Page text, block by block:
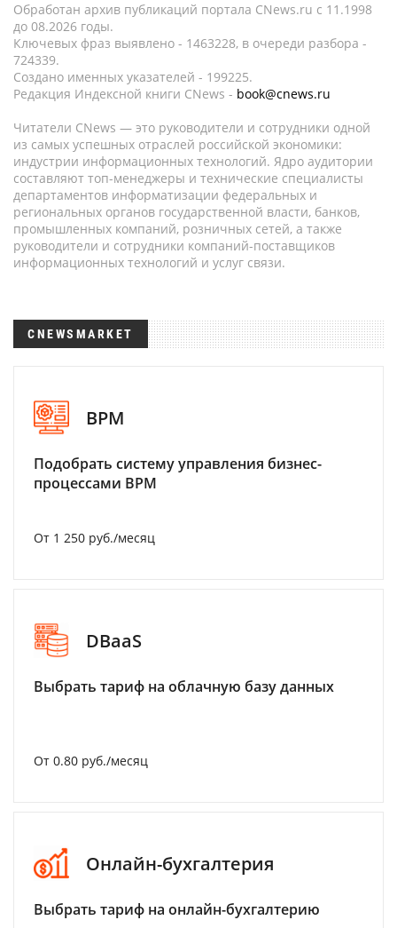
Обработан архив публикаций портала CNews.ru c 11.1998
до 08.2026 годы.
Ключевых фраз выявлено - 1463228, в очереди разбора -
724339.
Создано именных указателей - 199225.
Редакция Индексной книги CNews - book@cnews.ru
Читатели CNews — это руководители и сотрудники одной
из самых успешных отраслей российской экономики:
индустрии информационных технологий. Ядро аудитории
составляют топ-менеджеры и технические специалисты
департаментов информатизации федеральных и
региональных органов государственной власти, банков,
промышленных компаний, розничных сетей, а также
руководители и сотрудники компаний-поставщиков
информационных технологий и услуг связи.
CNEWSMARKET
BPM
Подобрать систему управления бизнес-
процессами BPM
От 1 250 руб./месяц
DBaaS
Выбрать тариф на облачную базу данных
От 0.80 руб./месяц
Онлайн-бухгалтерия
Выбрать тариф на онлайн-бухгалтерию